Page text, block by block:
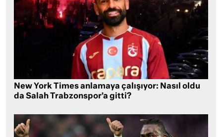
New York Times anlamaya çalışıyor: Nasıl oldu
da Salah Trabzonspor’a gitti?